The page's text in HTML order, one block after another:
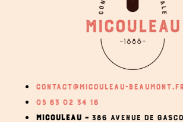
CONTACT@MICOULEAU-BEAUMONT.FR
05 63 02 34 16
MICOULEAU – 386 AVENUE DE